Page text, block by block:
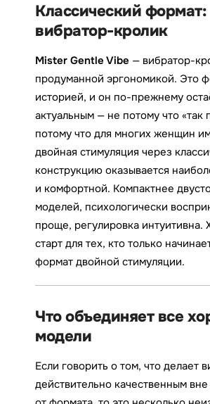
Классический формат:
вибратор-кролик
Mister Gentle Vibe — вибратор-
продуманной эргономикой. Это
историей, и он по-прежнему
актуальным — не потому что «так
потому что для многих женщин
двойная стимуляция через
конструкцию оказывается
и комфортной. Компактнее
моделей, психологически
проще, регулировка интуитивна.
старт для тех, кто только
формат двойной стимуляции.
Что объединяет все
модели
Если говорить о том, что делает
действительно качественным